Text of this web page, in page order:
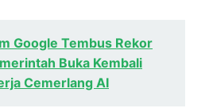
Google Tembus Rekor
Buka Kembali
Cemerlang AI